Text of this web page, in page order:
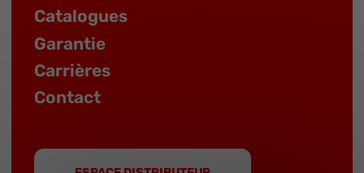
Catalogues
Garantie
Carrières
Contact